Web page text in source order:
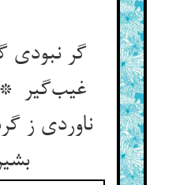
گر نبودی
غیب‌گیر
ناوردی ز
بشیر